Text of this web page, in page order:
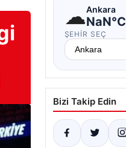
☁Ankara
NaN°C
ŞEHIR SEÇ
Bizi Takip Edin